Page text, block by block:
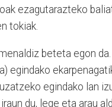
ezagutarazteko
tokiak.
beteta egon
egindako
egindako lan
du, lege eta arau